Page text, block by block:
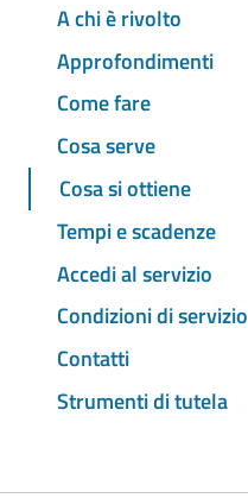
A chi è rivolto
Approfondimenti
Come fare
Cosa serve
Cosa si ottiene
Tempi e scadenze
Accedi al servizio
Condizioni di servizio
Contatti
Strumenti di tutela